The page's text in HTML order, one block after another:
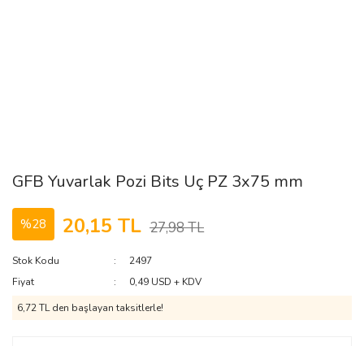
GFB Yuvarlak Pozi Bits Uç PZ 3x75 mm
%28 20,15 TL 27,98 TL
Stok Kodu
2497
Fiyat
0,49 USD + KDV
6,72 TL den başlayan taksitlerle!